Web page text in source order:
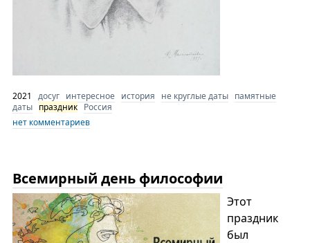
2021 досуг интересное история не круглые даты памятные
даты праздник Россия
нет комментариев
Всемирный день философии
Этот
праздник
был